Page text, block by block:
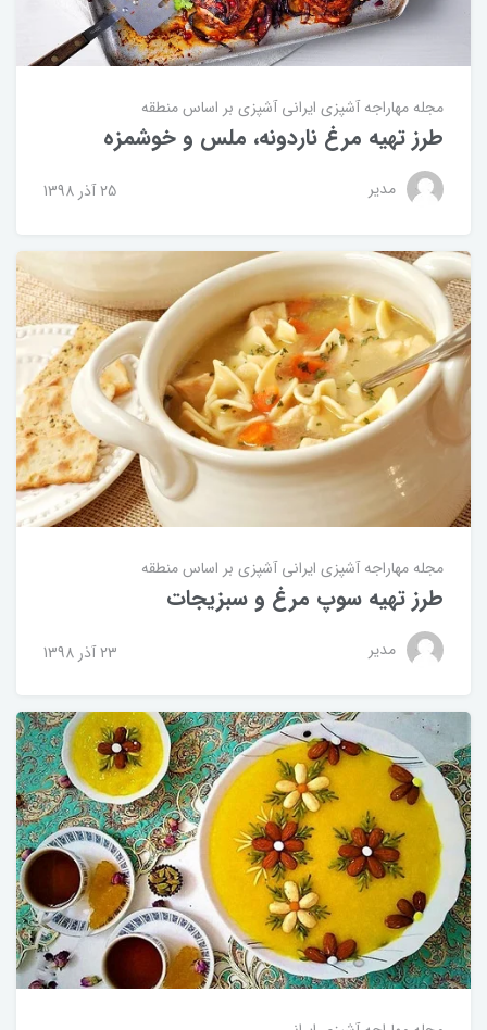
مجله مهاراجهآشپزی ایرانیآشپزی بر اساس منطقه
طرز تهیه مرغ ناردونه، ملس و خوشمزه
مدیر 25 آذر 1398
مجله مهاراجهآشپزی ایرانیآشپزی بر اساس منطقه
طرز تهیه سوپ مرغ و سبزیجات
مدیر 23 آذر 1398